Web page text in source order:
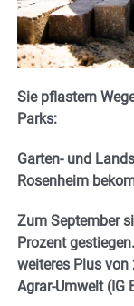
Sie pflastern
Parks:
Garten- und
Rosenheim
Zum September
Prozent
weiteres Plus von
Agrar-Umwelt (IG